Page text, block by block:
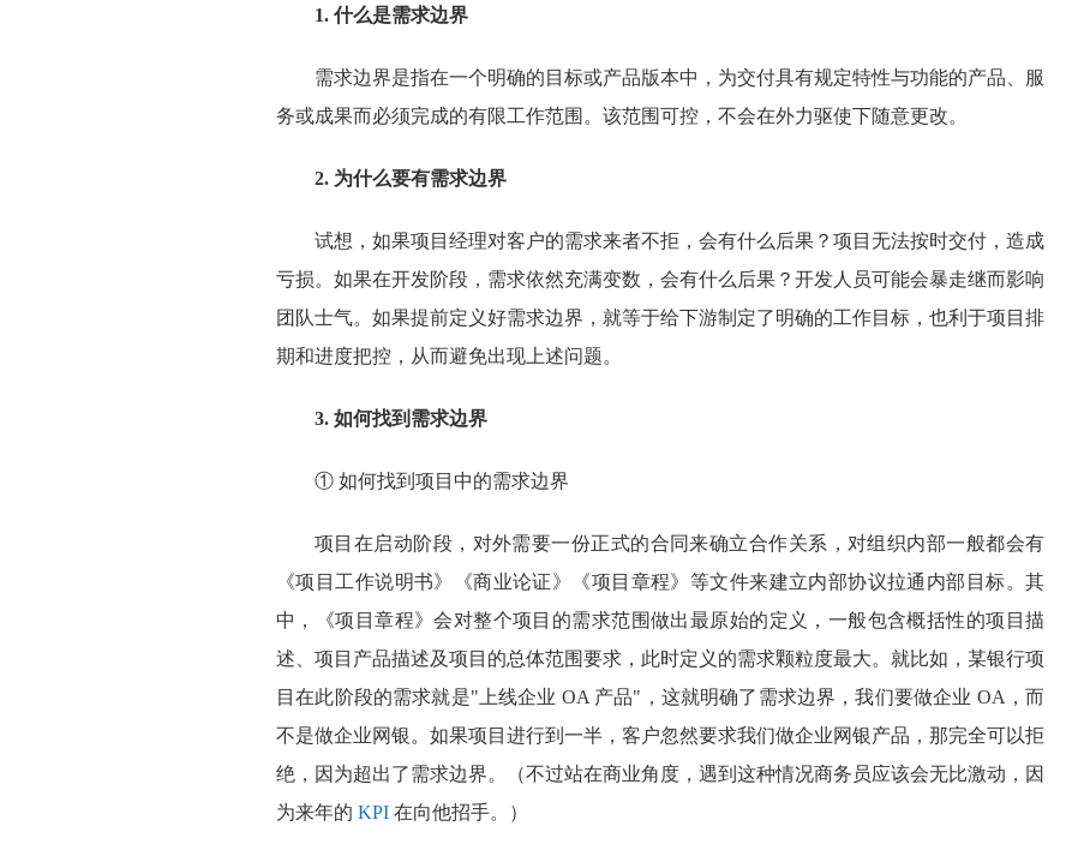
1. 什么是需求边界
需求边界是指在一个明确的目标或产品版本中，为交付具有规定特性与功能的产品、服
务或成果而必须完成的有限工作范围。该范围可控，不会在外力驱使下随意更改。
2. 为什么要有需求边界
试想，如果项目经理对客户的需求来者不拒，会有什么后果？项目无法按时交付，造成
亏损。如果在开发阶段，需求依然充满变数，会有什么后果？开发人员可能会暴走继而影响
团队士气。如果提前定义好需求边界，就等于给下游制定了明确的工作目标，也利于项目排
期和进度把控，从而避免出现上述问题。
3. 如何找到需求边界
① 如何找到项目中的需求边界
项目在启动阶段，对外需要一份正式的合同来确立合作关系，对组织内部一般都会有
《项目工作说明书》《商业论证》《项目章程》等文件来建立内部协议拉通内部目标。其
中，《项目章程》会对整个项目的需求范围做出最原始的定义，一般包含概括性的项目描
述、项目产品描述及项目的总体范围要求，此时定义的需求颗粒度最大。就比如，某银行项
目在此阶段的需求就是"上线企业 OA 产品"，这就明确了需求边界，我们要做企业 OA，而
不是做企业网银。如果项目进行到一半，客户忽然要求我们做企业网银产品，那完全可以拒
绝，因为超出了需求边界。（不过站在商业角度，遇到这种情况商务员应该会无比激动，因
为来年的 KPI 在向他招手。）